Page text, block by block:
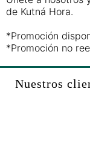
de Kutná Hora.
*Promoción
*Promoción no
Nuestros